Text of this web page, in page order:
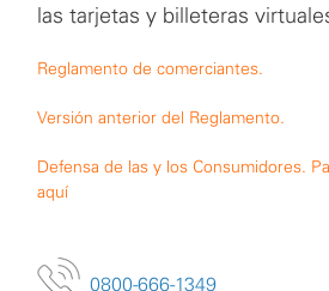
las tarjetas y billeteras
Reglamento de comerciantes.
Versión anterior del Reglamento.
Defensa de las y los Consumidores.
aquí
0800-666-1349